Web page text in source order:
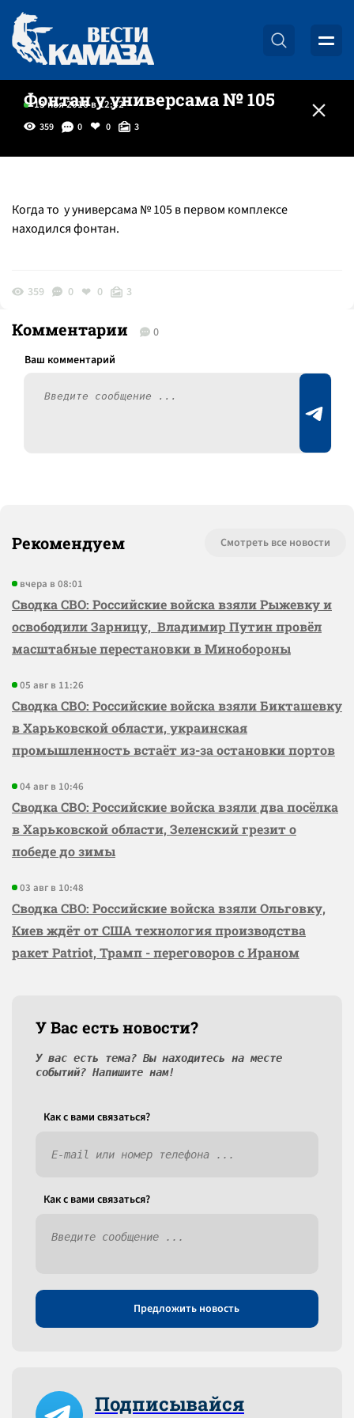
13 ноя 2016 в 12:42
Фонтан у универсама № 105
359 0 0 3
Когда то у универсама № 105 в первом комплексе
находился фонтан.
359 0 0 3
Комментарии 0
Рекомендуем Смотреть все новости
вчера в 08:01
Сводка СВО: Российские войска взяли Рыжевку и
освободили Зарницу, Владимир Путин провёл
масштабные перестановки в Минобороны
05 авг в 11:26
Сводка СВО: Российские войска взяли Бикташевку
в Харьковской области, украинская
промышленность встаёт из-за остановки портов
04 авг в 10:46
Сводка СВО: Российские войска взяли два посёлка
в Харьковской области, Зеленский грезит о
победе до зимы
03 авг в 10:48
Сводка СВО: Российские войска взяли Ольговку,
Киев ждёт от США технология производства
ракет Patriot, Трамп - переговоров с Ираном
У Вас есть новости?
У вас есть тема? Вы находитесь на месте
событий? Напишите нам!
Как c вами связаться?
Как c вами связаться?
Предложить новость
Подписывайся